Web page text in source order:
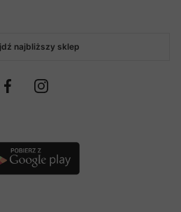
najbliższy sklep